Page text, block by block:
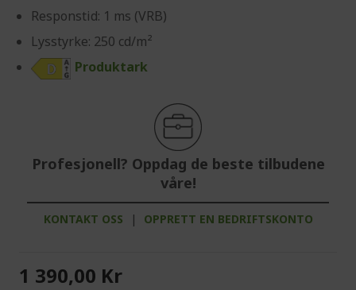
Responstid: 1 ms (VRB)
Lysstyrke: 250 cd/m²
Produktark
Profesjonell? Oppdag de beste tilbudene
våre!
KONTAKT OSS | OPPRETT EN BEDRIFTSKONTO
1 390,00 Kr